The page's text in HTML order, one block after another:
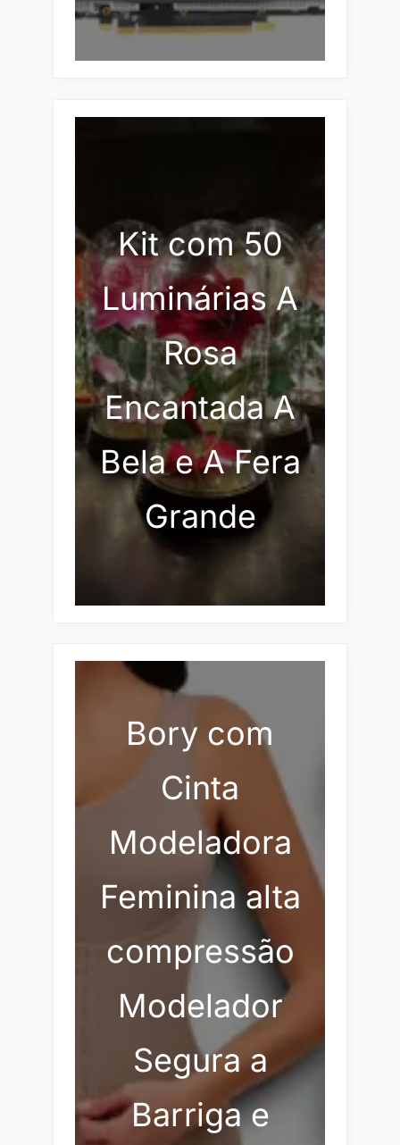
Kit com 50
Luminárias A
Rosa
Encantada A
Bela e A Fera
Grande
Bory com
Cinta
Modeladora
Feminina alta
compressão
Modelador
Segura a
Barriga e